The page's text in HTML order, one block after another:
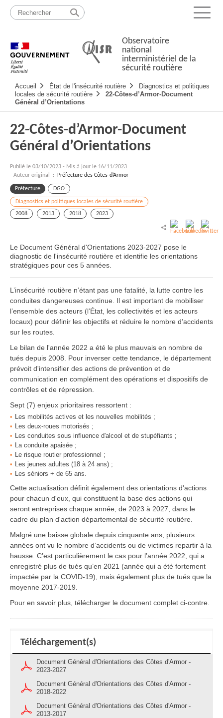
Passer
contenu
Menu
Observatoire
national
interministériel de la
sécurité routière
principale
Accueil État de l'insécurité routière
Diagnostics et politiques
locales de sécurité routière
22-Côtes-d’Armor-Document
Général d’Orientations
22-Côtes-d’Armor-Document
Général d’Orientations
Publié le 03/10/2023 - Mis à jour le 16/11/2023
- Auteur original :
Préfecture des Côtes-d’Armor
Préfecture DGO
Diagnostics et politiques locales de sécurité routière
2008
2013 2018 2023
Le Document Général d'Orientations 2023-2027 pose le
diagnostic de l'insécurité routière et identifie les orientations
stratégiques pour ces 5 années.
L’insécurité routière n’étant pas une fatalité, la lutte contre les
conduites dangereuses continue. Il est important de mobiliser
l’ensemble des acteurs (l’État, les collectivités et les acteurs
locaux) pour définir les objectifs et réduire le nombre d’accidents
sur les routes.
Le bilan de l'année 2022 a été le plus mauvais en nombre de
tués depuis 2008. Pour inverser cette tendance, le département
prévoit d'intensifier des actions de prévention et de
communication en complément des opérations et dispositifs de
contrôles et de répression.
Sept (7) enjeux prioritaires ressortent :
Les mobilités actives et les nouvelles mobilités ;
Les deux-roues motorisés ;
Les conduites sous influence d'alcool et de stupéfiants ;
La conduite apaisée ;
Le risque routier professionnel ;
Les jeunes adultes (18 à 24 ans) ;
Les séniors + de 65 ans.
Cette actualisation définit également des orientations d'actions
pour chacun d'eux, qui constituent la base des actions qui
seront entreprises chaque année, de 2023 à 2027, dans le
cadre du plan d'action départemental de sécurité routière.
Malgré une baisse globale depuis cinquante ans, plusieurs
années ont vu le nombre d’accidents ou de victimes repartir à la
hausse. C’est particulièrement le cas pour l’année 2022, qui a
enregistré plus de tués qu’en 2021 (année qui a été fortement
impactée par la COVID-19), mais également plus de tués que la
moyenne 2017-2019.
Pour en savoir plus, télécharger le document complet ci-contre.
Téléchargement(s)
Document Général d'Orientations des Côtes d'Armor -
2023-2027
Document Général d'Orientations des Côtes d'Armor -
2018-2022
Document Général d'Orientations des Côtes d'Armor -
2013-2017